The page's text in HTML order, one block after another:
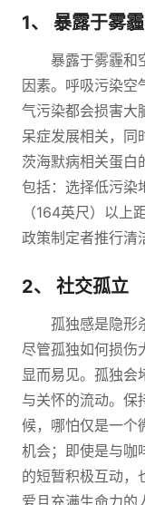
1、 暴露于雾
暴露于雾霾和
因素。呼吸污染空
气污染都会损害大
呆症发展相关，同
茨海默病相关蛋白
包括：选择低污染
（164英尺）以上
政策制定者推行清
2、 社交孤立
孤独感是隐形
尽管孤独如何损伤
显而易见。孤独会
与关怀的流动。保
候，哪怕仅是一个
机会；即使是与咖
的短暂积极互动，
爱且充满生命力的